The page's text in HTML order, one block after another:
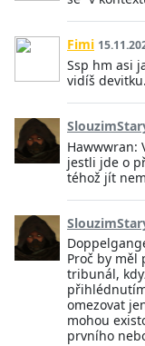
Fimi
Ssp hm asi
vidíš
Hawwwran:
jestli jde o
téhož jít
Proč by měl
tribunál,
omezovat
mohou
prvního